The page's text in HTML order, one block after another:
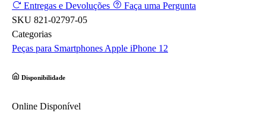
Entregas e Devoluções
Faça uma Pergunta
SKU 821-02797-05
Categorias
Peças para Smartphones Apple iPhone 12
Disponibilidade
Online Disponível